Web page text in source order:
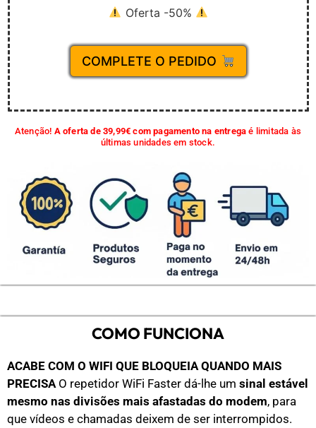
Oferta -50%
COMPLETE O PEDIDO
Atenção! A oferta de 39,99€ com pagamento na entrega é limitada às
últimas unidades em stock.
COMO FUNCIONA
ACABE COM O WIFI QUE BLOQUEIA QUANDO MAIS
PRECISA O repetidor WiFi Faster dá-lhe um sinal estável
mesmo nas divisões mais afastadas do modem, para
que vídeos e chamadas deixem de ser interrompidos.